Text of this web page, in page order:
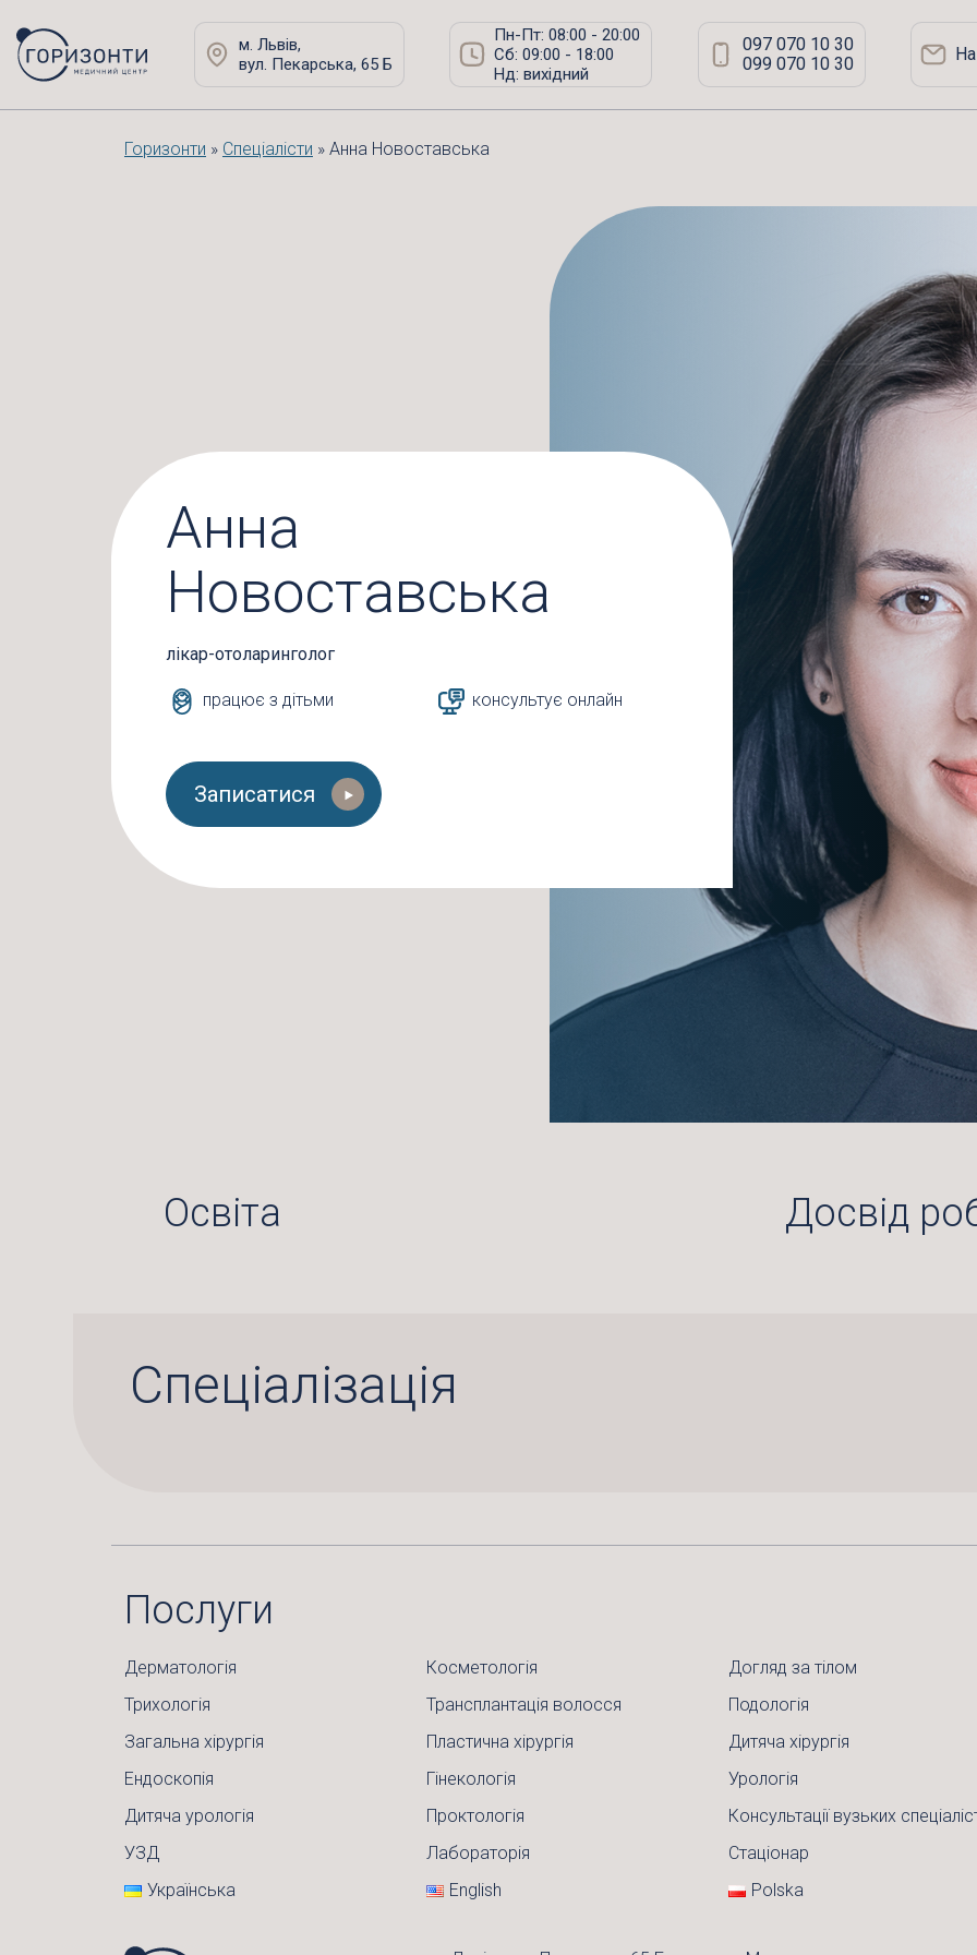
м. Львів,
вул. Пекарська, 65 Б
Пн-Пт: 08:00 - 20:00
Сб: 09:00 - 18:00
Нд: вихідний
097 070 10 30
099 070 10 30
Горизонти » Спеціалісти » Анна Новоставська
Анна
Новоставська
лікар-отоларинголог
працює з дітьми консультує онлайн
Записатися
Освіта Досвід
Спеціалізація
Послуги
Дерматологія Косметологія
Догляд за тілом
Трихологія
Трансплантація волосся
Подологія
Загальна хірургія
Пластична хірургія
Дитяча хірургія
Ендоскопія
Гінекологія
Урологія
Дитяча урологія
Проктологія
Консультації вузьких
УЗД
Лабораторія
Стаціонар
Українська
English Polska